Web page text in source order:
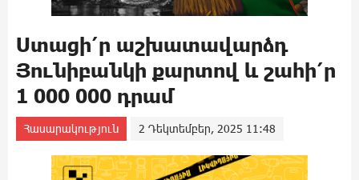
Ստացի՛ր աշխատավարձդ
Յունիբանկի քարտով և շահի՛ր
1 000 000 դրամ
Հասարակություն 2 Դեկտեմբեր, 2025 11:48